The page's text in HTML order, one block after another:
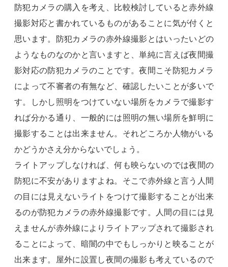
防犯カメラの購入を考え、比較検討していると赤外線
撮影対応と書かれているものがあることに気が付くと
思います。防犯カメラの赤外線撮影とはいったいどの
ようなものなのかと言いますと、単純に言えば夜間撮
影対応の防犯カメラのことです。夜間こそ防犯カメラ
によって不審者の有無など、確認したいことが多いで
す。しかし照明をつけていない場所をカメラで撮影す
れば分かる通り、一般的には照明の無い場所を鮮明に
撮影することは出来ません。それどころか人物がいる
かどうかさえ分からないでしょう。
ライトアップしなければ、何も映らないのでは夜間の
防犯に不安がありますよね。そこで赤外線と言う人間
の目には見えないライトをつけて撮影することが出来
るのが防犯カメラの赤外線撮影です。人間の目には見
えませんが赤外線によりライトアップされて撮影され
ることによって、暗闇の中でもしっかりと映ることが
出来ます。屋外に設置し夜間の撮影も考えているので